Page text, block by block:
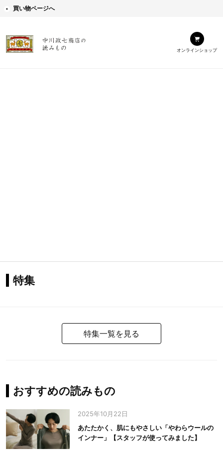
買い物ページへ
オンラインショップ
特集
特集一覧を見る
おすすめの読みもの
2025年10月22日
あたたかく、肌にもやさしい「やわらウールの
インナー」【スタッフが使ってみました】